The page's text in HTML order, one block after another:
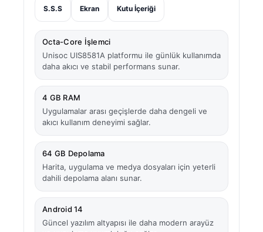
S.S.S Ekran Kutu İçeriği
Octa-Core İşlemci
Unisoc UIS8581A platformu ile günlük kullanımda
daha akıcı ve stabil performans sunar.
4 GB RAM
Uygulamalar arası geçişlerde daha dengeli ve
akıcı kullanım deneyimi sağlar.
64 GB Depolama
Harita, uygulama ve medya dosyaları için yeterli
dahili depolama alanı sunar.
Android 14
Güncel yazılım altyapısı ile daha modern arayüz